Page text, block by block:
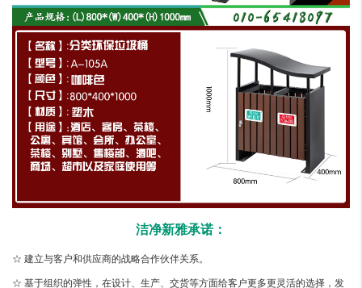
洁净新雅承诺：
☆ 建立与客户和供应商的战略合作伙伴关系。
☆ 基于组织的弹性，在设计、生产、交货等方面给客户更多更灵活的选择，发